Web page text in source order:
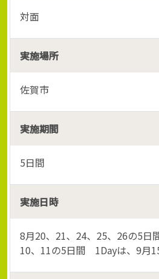
対面
実施場所
佐賀市
実施期間
5日間
実施日時
8月20、21、24、25、26の5日
10、11の5日間 1Dayは、9月